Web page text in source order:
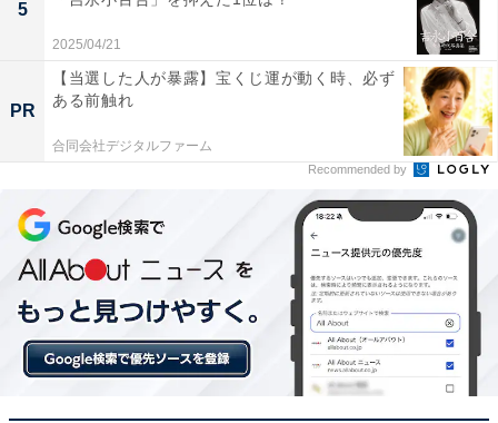
を中心に企画編集を担当。東京都出身。居酒屋巡りとス
ポーツ観戦が生きがい。
8位までのランキング結果を見る
5
2025/04/21
PR
【当選した人が暴露】宝くじ運が動く時、必ず
ある前触れ
合同会社デジタルファーム
Recommended by